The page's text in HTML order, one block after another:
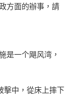
方面的辦事，請
是一个飓风湾，
擊中，從床上摔下